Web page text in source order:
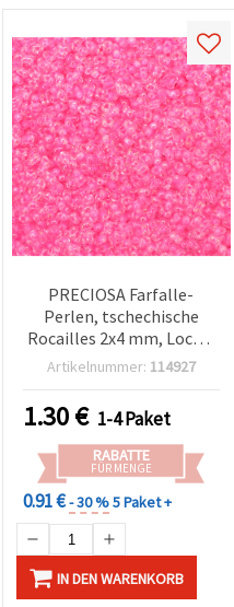
PRECIOSA Farfalle-
Perlen, tschechische
Rocailles 2x4 mm, Loch 1
mm, transparent mit
Einzug, 10 g ±250 Stk.
Artikelnummer: 114927
1.30€ 1-4 Paket
RABATTE
FÜR MENGE
0.91 €- 30 %5 Paket +
IN DEN WARENKORB